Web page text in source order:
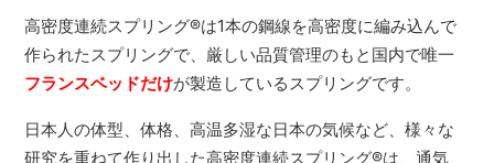
高密度連続スプリング®は1本の鋼線を高密度に編み込んで
作られたスプリングで、厳しい品質管理のもと国内で唯一
フランスベッドだけが製造しているスプリングです。
日本人の体型、体格、高温多湿な日本の気候など、様々な
研究を重ねて作り出した高密度連続スプリング®は、通気